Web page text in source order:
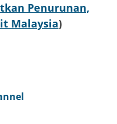
Penurunan,
Malaysia)